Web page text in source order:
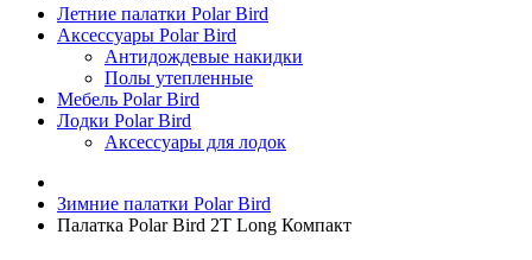
Летние палатки Polar Bird
Аксессуары Polar Bird
Антидождевые накидки
Полы утепленные
Мебель Polar Bird
Лодки Polar Bird
Аксессуары для лодок
Зимние палатки Polar Bird
Палатка Polar Bird 2T Long Компакт